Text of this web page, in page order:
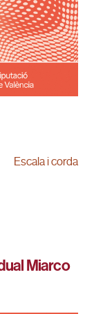
Escala i corda
Miarco